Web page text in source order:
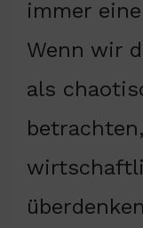
immer
Wenn wir
als